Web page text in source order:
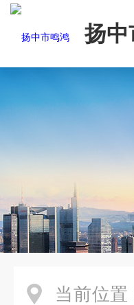
扬中
当前位置